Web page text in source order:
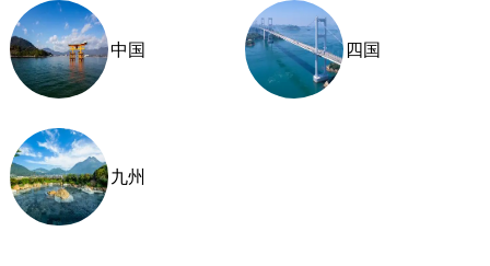
中国 四国
九州